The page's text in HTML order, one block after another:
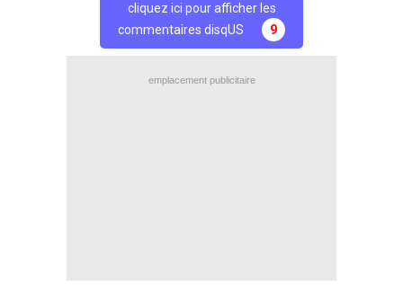
cliquez ici pour afficher les
commentaires disqUS
9
emplacement publicitaire